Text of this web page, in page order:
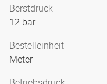
Berstdruck
12 bar
Bestelleinheit
Meter